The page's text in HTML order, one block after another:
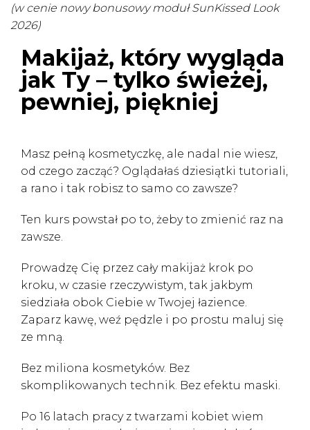
(w cenie nowy bonusowy moduł SunKissed Look
2026)
Makijaż, który wygląda
jak Ty – tylko świeżej,
pewniej, piękniej
Masz pełną kosmetyczkę, ale nadal nie wiesz,
od czego zacząć? Oglądałaś dziesiątki tutoriali,
a rano i tak robisz to samo co zawsze?
Ten kurs powstał po to, żeby to zmienić raz na
zawsze.
Prowadzę Cię przez cały makijaż krok po
kroku, w czasie rzeczywistym, tak jakbym
siedziała obok Ciebie w Twojej łazience.
Zaparz kawę, weź pędzle i po prostu maluj się
ze mną.
Bez miliona kosmetyków. Bez
skomplikowanych technik. Bez efektu maski.
Po 16 latach pracy z twarzami kobiet wiem